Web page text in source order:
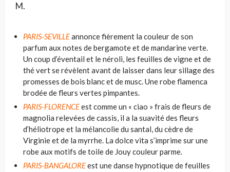
M.
PARIS-SEVILLEannonce fièrement la couleur de son
parfum aux notes de bergamote et de mandarine verte.
Un coup d’éventail et le néroli, les feuilles de vigne et de
thé vert se révèlent avant de laisser dans leur sillage des
promesses de bois blanc et de musc. Une robe flamenca
brodée de fleurs vertes pimpantes.
PARIS-FLORENCEest comme un « ciao » frais de fleurs de
magnolia relevées de cassis, il a la suavité des fleurs
d’héliotrope et la mélancolie du santal, du cèdre de
Virginie et de la myrrhe. La dolce vita s’imprime sur une
robe aux motifs de toile de Jouy couleur parme.
PARIS-BANGALOREest une danse hypnotique de feuilles